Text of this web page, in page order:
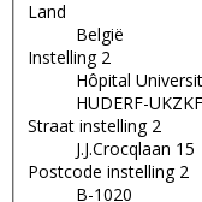
Land
België
Instelling 2
Hôpital
HUDERF-UKZKF
Straat instelling 2
J.J.Crocqlaan 15
Postcode instelling 2
B-1020